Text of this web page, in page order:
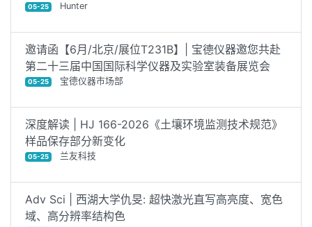
05-25 Hunter
邀请函【6月/北京/展位T231B】| 宝德仪器邀您共赴
第二十三届中国国际科学仪器及实验室装备展览会
05-25 宝德仪器市场部
深度解读 | HJ 166-2026《土壤环境监测技术规范》
样品保存部分新变化
05-25 兰友科技
Adv Sci | 西湖大学仇旻: 超快激光直写高亮度、宽色
域、高分辨率结构色